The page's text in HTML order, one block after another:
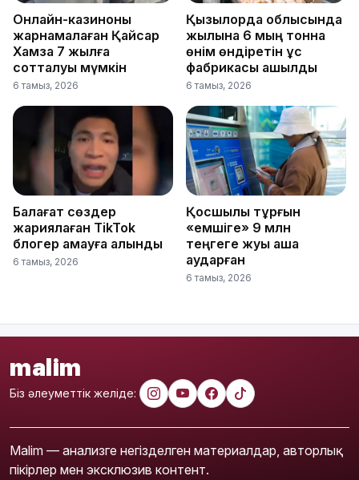
Онлайн-казиноны
жарнамалаған Қайсар
Хамза 7 жылға
сотталуы мүмкін
6 тамыз, 2026
Қызылорда облысында
жылына 6 мың тонна
өнім өндіретін құс
фабрикасы ашылды
6 тамыз, 2026
Балағат сөздер
жариялаған TikTok
блогер қамауға алынды
6 тамыз, 2026
Қосшылық тұрғын
«емшіге» 9 млн
теңгеге жуық ақша
аударған
6 тамыз, 2026
malim
Біз әлеуметтік желіде:
Malim — анализге негізделген материалдар, авторлық
пікірлер мен эксклюзив контент.